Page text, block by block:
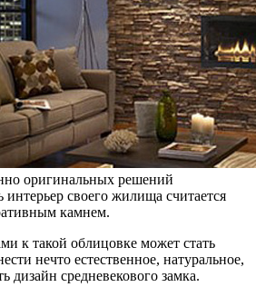
оригинальных решений
интерьер своего жилища считается
камнем.
к такой облицовке может стать
нечто естественное, натуральное,
дизайн средневекового замка.